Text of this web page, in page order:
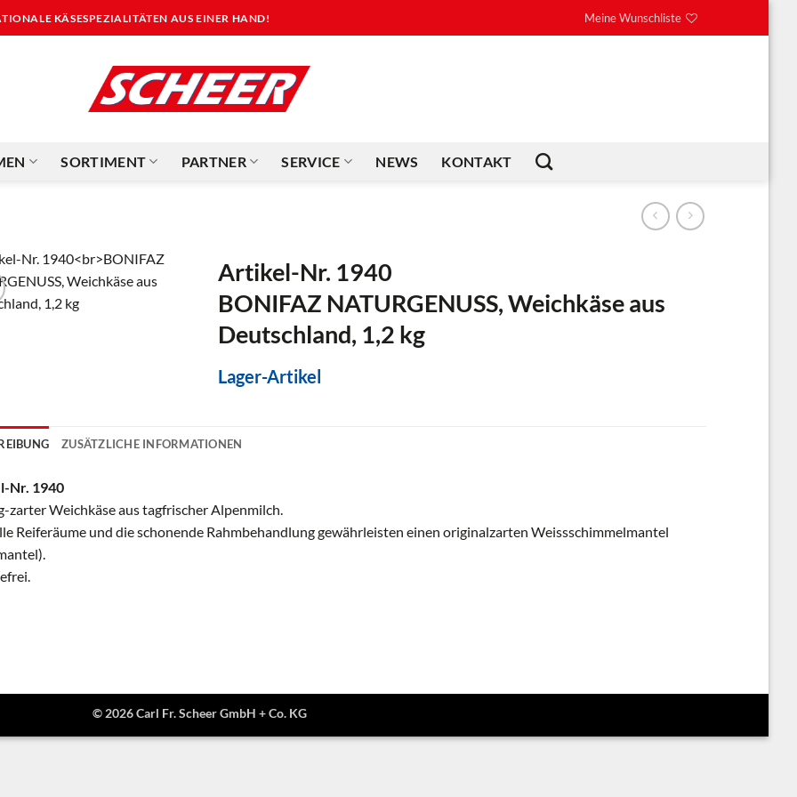
KÄSESPEZIALITÄTEN AUS EINER HAND! Meine Wunschliste
SORTIMENT PARTNER SERVICE NEWS KONTAKT
Artikel-Nr. 1940
BONIFAZ NATURGENUSS, Weichkäse aus
Deutschland, 1,2 kg
Lager-Artikel
ZUSÄTZLICHE INFORMATIONEN
Nr. 1940
zarter Weichkäse aus tagfrischer Alpenmilch.
Reiferäume und die schonende Rahmbehandlung gewährleisten einen originalzarten Weissschimmelmantel
© 2026 Carl Fr. Scheer GmbH + Co. KG